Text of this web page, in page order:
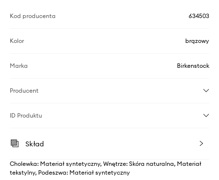
Kod producenta 634503
Kolor brązowy
Marka Birkenstock
Producent
ID Produktu
Skład
Cholewka: Materiał syntetyczny, Wnętrze: Skóra naturalna, Materiał
tekstylny, Podeszwa: Materiał syntetyczny